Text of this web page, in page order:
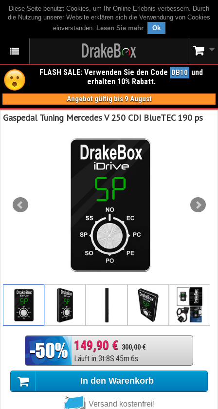
Diese Seite benutzt Cookies, um Ihr Online-Erlebnis verbessern. Durch
die Nutzung unserer Website erklären sich die Verwendung von Cookies
einverstanden. Lesen Sie mehr. Ok
FLASH SALE: Verwenden Sie den Code DB10 und
erhalten 10% Rabatt.
Angebot gültig bis 9 August
Gaspedal Tuning Mercedes V 250 CDI BlueTEC 190 ps
149,90 € 300,00 €
Läuft in 3t:8S:45m:5s
In den Warenkorb
Versand kostenfrei!